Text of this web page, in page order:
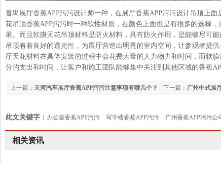
番禺展厅香蕉APP污污设计师一种，在展厅香蕉APP污污设计吊顶上面
花吊顶香蕉APP污污时一种软性材质，在颜色上面也是有很多的选择
果。而且软膜天花吊顶材料是防火材料，具有防火作用，是能够尽
吊顶有着良好的透光性，为展厅营造出明亮的室内空间，让参观者提
厅天花材料在具体安装的过程中会花费大量的人力物力和时间，而软
分的支出和时间，让客户和施工团队能够集中关注到其他区域的香蕉
下一篇： 广州中式展
上一篇： 天河汽车展厅香蕉APP污污注意事项有哪几个？
此文关键字： 办公室香蕉APP污污 写字楼香蕉APP污污 广州香蕉APP污污公
室设计
相关资讯